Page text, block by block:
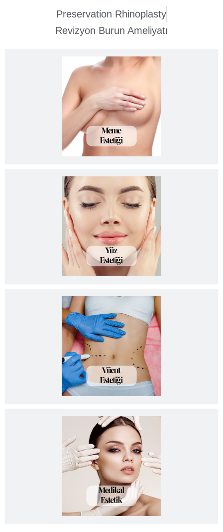
Preservation Rhinoplasty
Revizyon Burun Ameliyatı